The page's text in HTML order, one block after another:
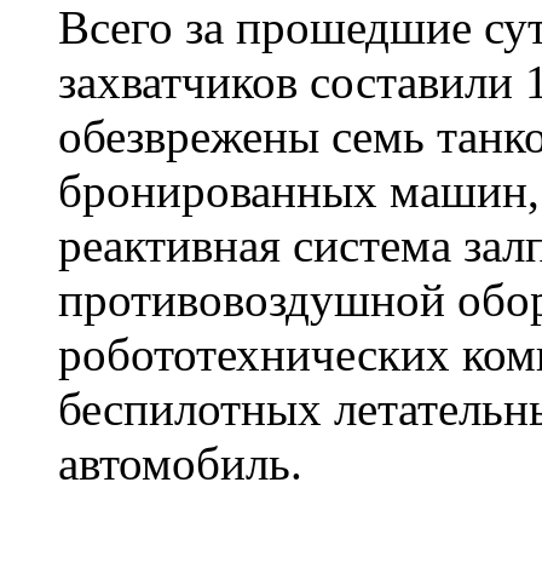
Всего за прошедшие
захватчиков
обезврежены семь
бронированных машин,
реактивная система
противовоздушной
робототехнических
беспилотных
автомобиль.